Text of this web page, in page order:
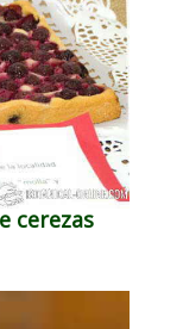
cerezas